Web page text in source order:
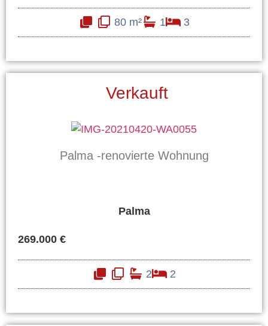
80 m² 1 3
Verkauft
Palma -renovierte Wohnung
Palma
269.000 €
2 2